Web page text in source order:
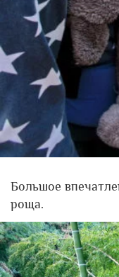
Большое
роща.